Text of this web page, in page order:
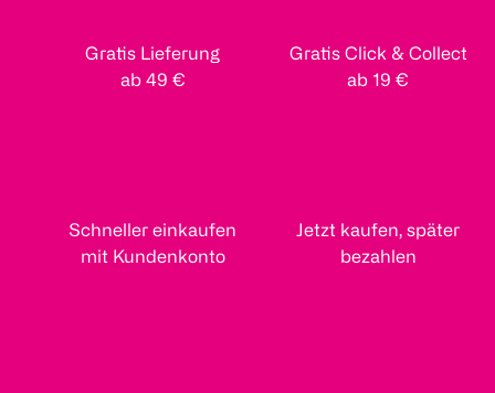
Gratis Lieferung
ab 49 €
Gratis Click & Collect
ab 19 €
Schneller einkaufen
mit Kundenkonto
Jetzt kaufen, später
bezahlen